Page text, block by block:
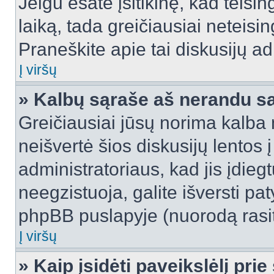
laiką, tada greičiausiai
Praneškite apie tai diskusijų
Į viršų
» Kalbų sąraše aš nerandu
Greičiausiai jūsų norima
neišvertė šios diskusijų lentos
administratoriaus, kad jis
neegzistuoja, galite išversti
phpBB puslapyje (nuorodą
Į viršų
» Kaip įsidėti paveikslėlį